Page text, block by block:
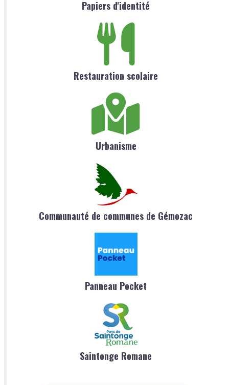
Papiers d'identité
Restauration scolaire
Urbanisme
Communauté de communes de Gémozac
Panneau Pocket
Saintonge Romane